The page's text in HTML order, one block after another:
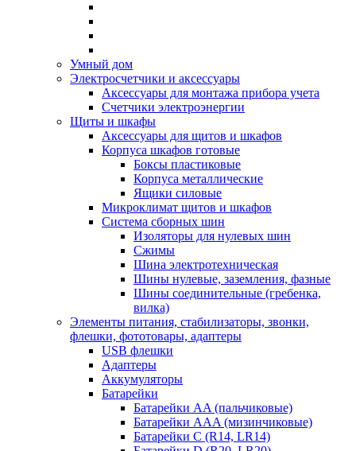
Умный дом
Электросчетчики и аксессуары
Аксессуары для монтажа прибора учета
Счетчики электроэнергии
Щиты и шкафы
Аксессуары для щитов и шкафов
Корпуса шкафов готовые
Боксы пластиковые
Корпуса металлические
Ящики силовые
Микроклимат щитов и шкафов
Система сборных шин
Изоляторы для нулевых шин
Сжимы
Шина электротехническая
Шины нулевые, заземления, фазные
Шины соединительные (гребенка,
вилка)
Элементы питания, стабилизаторы, звонки,
флешки, фототовары, адаптеры
USB флешки
Адаптеры
Аккумуляторы
Батарейки
Батарейки AA (пальчиковые)
Батарейки AAA (мизинчиковые)
Батарейки C (R14, LR14)